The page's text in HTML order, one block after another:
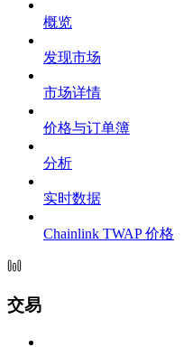
概览
发现市场
市场详情
价格与订单簿
分析
实时数据
Chainlink TWAP 价格
交易